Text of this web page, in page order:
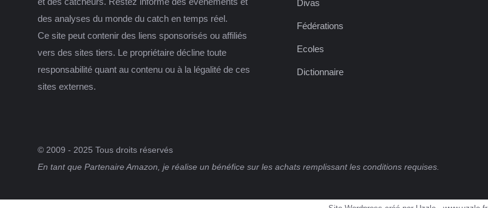
des analyses du monde du catch en temps réel.
Ce site peut contenir des liens sponsorisés ou affiliés
vers des sites tiers. Le propriétaire décline toute
responsabilité quant au contenu ou à la légalité de ces
sites externes.
Divas
Fédérations
Ecoles
Dictionnaire
© 2009 - 2025 Tous droits réservés
En tant que Partenaire Amazon, je réalise un bénéfice sur les achats remplissant les conditions requises.